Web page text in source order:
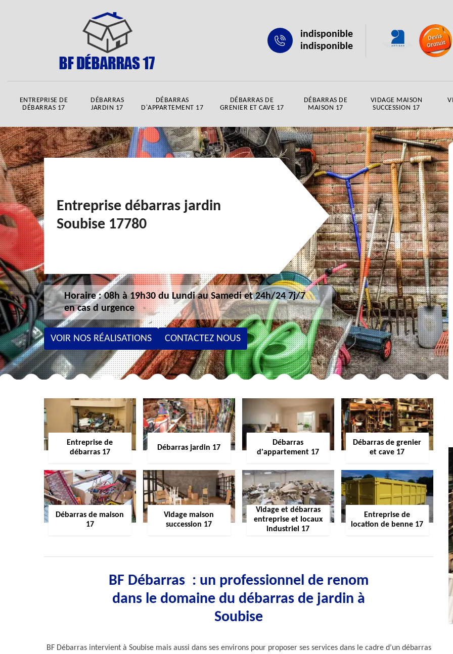
indisponible
indisponible
ENTREPRISE DE
DÉBARRAS 17
DÉBARRAS
JARDIN 17
DÉBARRAS
D'APPARTEMENT 17
DÉBARRAS DE
GRENIER ET CAVE 17
DÉBARRAS DE
MAISON 17
VIDAGE MAISON
SUCCESSION 17
Entreprise débarras jardin
Soubise 17780
Horaire : 08h à 19h30 du Lundi au Samedi et 24h/24 7j/7
en cas d urgence
VOIR NOS RÉALISATIONS CONTACTEZ NOUS
Entreprise de
débarras 17
Débarras jardin 17
Débarras
d'appartement 17
Débarras de grenier
et cave 17
Débarras de maison
17
Vidage maison
succession 17
Vidage et débarras
entreprise et locaux
industriel 17
Entreprise de
location de benne 17
BF Débarras : un professionnel de renom
dans le domaine du débarras de jardin à
Soubise
BF Débarras intervient à Soubise mais aussi dans ses environs pour proposer ses services dans le cadre d’un débarras